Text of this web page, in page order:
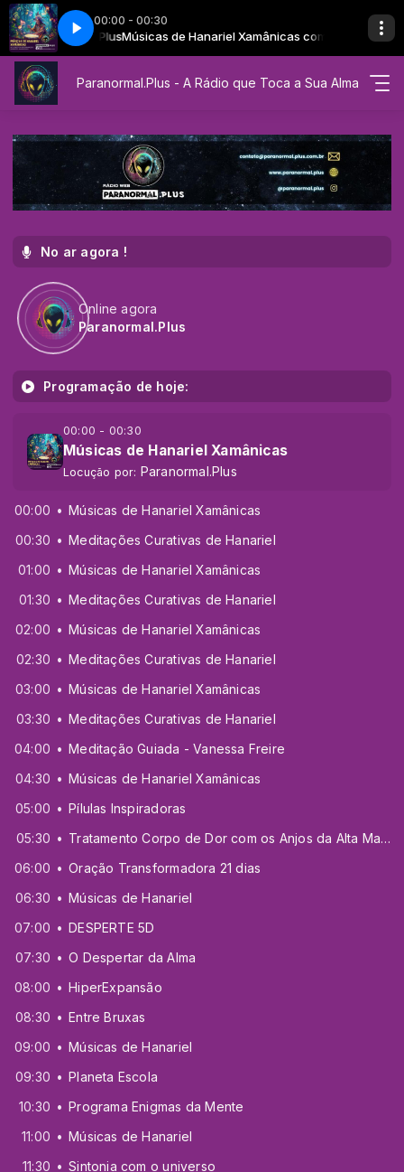
00:00 - 00:30
Músicas de Hanariel Xamânicas com Paranormal.Plus
DA MÃEMEDITAÇÃO DA MÃE GAYA - CORAÇÃO DA MÃE
Meditações Curativas de Hanariel com Paranormal.Plus
Paranormal.Plus - A Rádio que Toca a Sua Alma
No ar agora !
Online agora
Paranormal.Plus
Programação de hoje:
00:00 - 00:30
Músicas de Hanariel Xamânicas
Locução por: Paranormal.Plus
00:00
Músicas de Hanariel Xamânicas
00:30
Meditações Curativas de Hanariel
01:00
Músicas de Hanariel Xamânicas
01:30
Meditações Curativas de Hanariel
02:00
Músicas de Hanariel Xamânicas
02:30
Meditações Curativas de Hanariel
03:00
Músicas de Hanariel Xamânicas
03:30
Meditações Curativas de Hanariel
04:00
Meditação Guiada - Vanessa Freire
04:30
Músicas de Hanariel Xamânicas
05:00
Pílulas Inspiradoras
05:30
Tratamento Corpo de Dor com os Anjos da Alta Magia
06:00
Oração Transformadora 21 dias
06:30
Músicas de Hanariel
07:00
DESPERTE 5D
07:30
O Despertar da Alma
08:00
HiperExpansão
08:30
Entre Bruxas
09:00
Músicas de Hanariel
09:30
Planeta Escola
10:30
Programa Enigmas da Mente
11:00
Músicas de Hanariel
11:30
Sintonia com o universo